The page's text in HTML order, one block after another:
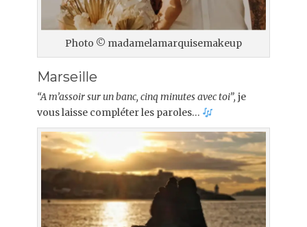
Photo © madamelamarquisemakeup
Marseille
“A m’assoir sur un banc, cinq minutes avec toi”, je
vous laisse compléter les paroles…